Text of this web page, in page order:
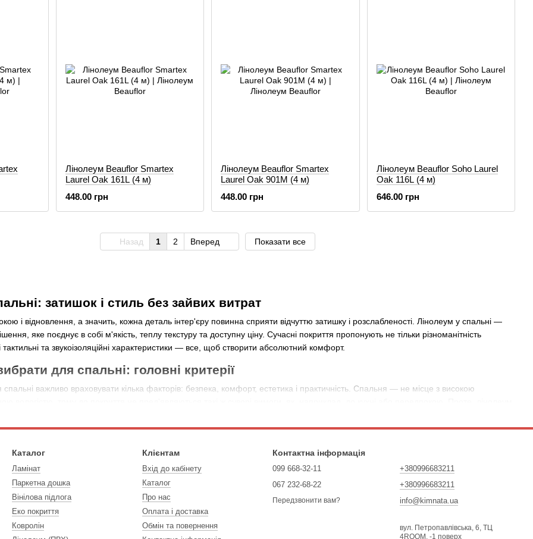
затишок і стиль без зайвих витрат
і відновлення, а значить, кожна деталь інтер'єру повинна сприяти відчуттю затишку і розслабленості. Лінолеум у спальні —
яке поєднує в собі м'якість, теплу текстуру та доступну ціну. Сучасні покриття пропонують не тільки різноманітність
тактильні та звукоізоляційні характеристики — все, щоб створити абсолютний комфорт.
для спальні: головні критерії
важливо враховувати кілька факторів: безпека, комфорт, естетика і практичність. Спальня — не місце з високою
вибрати лінолеум на спіненій або текстильній основі — він буде м'яким і приємним при ходьбі, особливо босоніж. Це створює
в кімнаті.
У спальні підійде лінолеум із захисним шаром від 0,2 до 0,6 мм — цього цілком достатньо для домашнього використання.
Оптимально — 21–23. Це побутовий клас, який розрахований саме на помірні навантаження.
лінолеум в кімнату безпечний, не виділяє запахів і може використовуватися навіть в дитячих спальнях. Зверніть увагу на
Лінолеум Beauflor Smartex
Laurel Oak 161L (4 м)
448.00 грн
Лінолеум Beauflor Smartex
Laurel Oak 901M (4 м)
448.00 грн
Лінолеум Beauflor Soho Laurel
Oak 116L (4 м)
646.00 грн
Назад 1 2 Вперед Показати все
Каталог
Ламінат
Паркетна дошка
Вінілова підлога
Еко покриття
Ковролін
Клієнтам
Вхід до кабінету
Каталог
Про нас
Оплата і доставка
Обмін та повернення
Контактна інформація
099 668-32-11
067 232-68-22
Передзвонити вам?
+380996683211
+380996683211
info@kimnata.ua
вул. Петропавлівська, 6, ТЦ
4ROOM, -1 поверх